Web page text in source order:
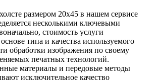
размером 20х45 в нашем сервисе
несколькими ключевыми
стоимость услуги
типа и качества используемого
обработки изображения по своему
печатных технологий.
материалы и передовые методы
исключительное качество